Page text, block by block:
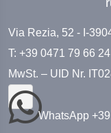
Via Rezia, 52 - I-
T: +39 0471 79 66 24
MwSt. – UID Nr.
WhatsApp